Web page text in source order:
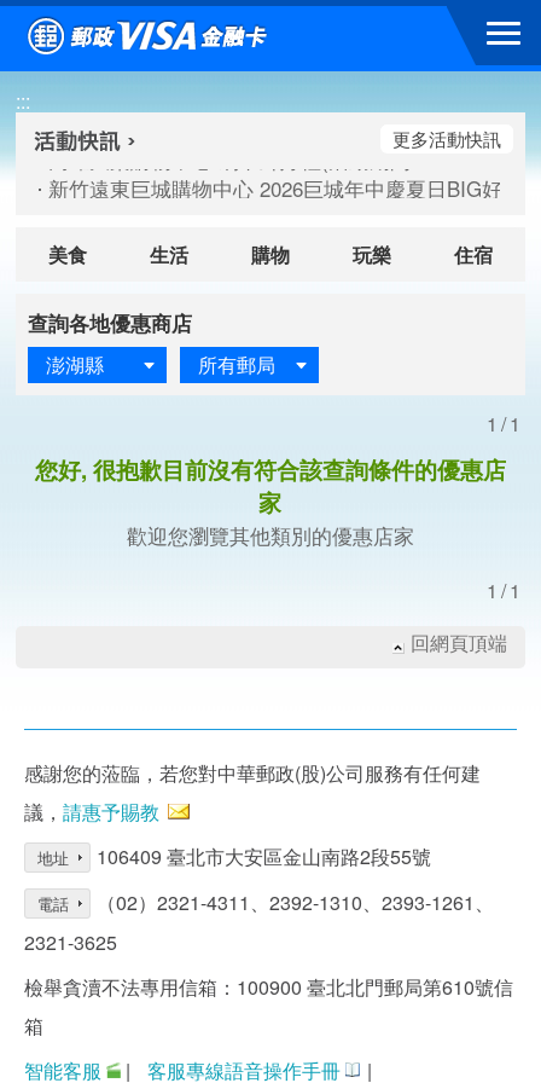
跳到主要內容區塊
:::
高雄大樂購物中心 刷卡郵好禮(活動期間：115/08/07-
臺北三創生活 有點東西第2波 刷卡郵好禮(活動期間：
高雄大樂購物中心 刷卡郵好禮(活動期間：115/08/07-
新竹遠東巨城購物中心 2026巨城年中慶夏日BIG好刷(
更多活動快訊
美食 生活 購物 玩樂 住宿
查詢各地優惠商店
澎湖縣 所有郵局
1/1
您好, 很抱歉目前沒有符合該查詢條件的優惠店
家
歡迎您瀏覽其他類別的優惠店家
1/1
回網頁頂端
感謝您的蒞臨，若您對中華郵政(股)公司服務有任何建
議， 請惠予賜教
地址 106409 臺北市大安區金山南路2段55號
電話
（02）2321-4311、2392-1310、2393-1261、
2321-3625
檢舉貪瀆不法專用信箱：100900 臺北北門郵局第610號信
箱
智能客服
| 客服專線語音操作手冊 |